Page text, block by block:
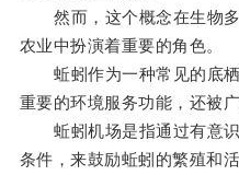
然而，这个概念在生物多
农业中扮演着重要的角色。
蚯蚓作为一种常见的底栖
重要的环境服务功能，还被
蚯蚓机场是指通过有意识
条件，来鼓励蚯蚓的繁殖和活